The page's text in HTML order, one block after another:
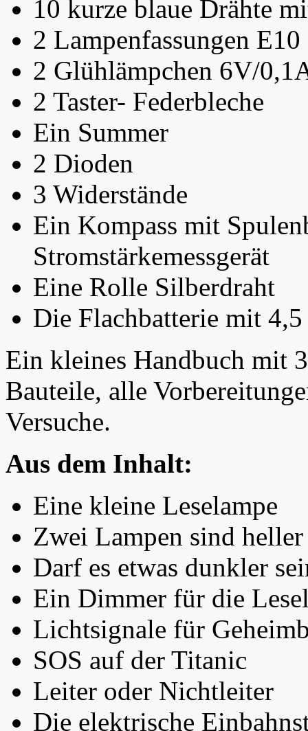
10 kurze blaue Drähte
2 Lampenfassungen E10
2 Glühlämpchen 6V/
2 Taster- Federbleche
Ein Summer
2 Dioden
3 Widerstände
Ein Kompass mit
Stromstärkemessgerät
Eine Rolle Silberdraht
Die Flachbatterie mit
Ein kleines Handbuch mit
Bauteile, alle
Versuche.
Aus dem Inhalt:
Eine kleine Leselampe
Zwei Lampen sind heller
Darf es etwas dunkler
Ein Dimmer für die
Lichtsignale für
SOS auf der Titanic
Leiter oder Nichtleiter
Die elektrische